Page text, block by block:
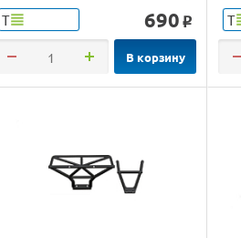
Т 690 o
В корзину
Т